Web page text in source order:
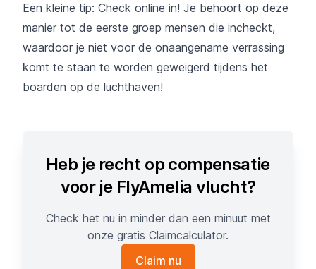
Een kleine tip: Check online in! Je behoort op deze
manier tot de eerste groep mensen die incheckt,
waardoor je niet voor de onaangename verrassing
komt te staan te worden geweigerd tijdens het
boarden op de luchthaven!
Heb je recht op compensatie
voor je FlyAmelia vlucht?
Check het nu in minder dan een minuut met
onze gratis Claimcalculator.
Claim nu